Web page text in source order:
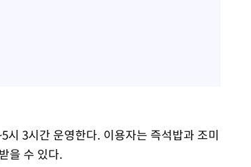
3시간 운영한다. 이용자는 즉석밥과 조미
을 수 있다.